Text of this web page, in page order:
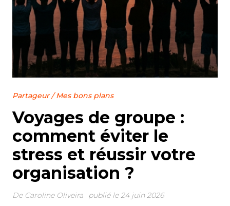
Partageur/Mes bons plans
Voyages de groupe :
comment éviter le
stress et réussir votre
organisation ?
De Caroline Oliveira publié le 24 juin 2026